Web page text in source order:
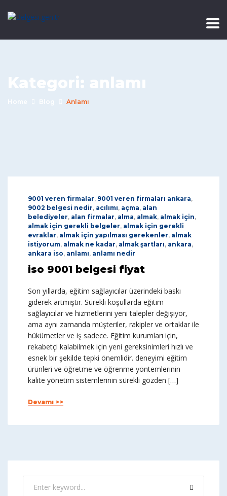
Kategori: anlamı
Home Blog Anlamı
9001 veren firmalar, 9001 veren firmaları ankara,
9002 belgesi nedir, acılımı, açma, alan
belediyeler, alan firmalar, alma, almak, almak için,
almak için gerekli belgeler, almak için gerekli
evraklar, almak için yapılması gerekenler, almak
istiyorum, almak ne kadar, almak şartları, ankara,
ankara iso, anlamı, anlamı nedir
iso 9001 belgesi fiyat
Son yıllarda, eğitim sağlayıcılar üzerindeki baskı
giderek artmıştır. Sürekli koşullarda eğitim
sağlayıcılar ve hizmetlerini yeni talepler değişiyor,
ama aynı zamanda müşteriler, rakipler ve ortaklar ile
hükümetler ve iş sadece. Eğitim kurumları için,
rekabetçi kalabilmek için yeni gereksinimleri hızlı ve
esnek bir şekilde tepki önemlidir. deneyimi eğitim
ürünleri ve öğretme ve öğrenme yöntemlerinin
kalite yönetim sistemlerinin sürekli gözden […]
Devamı >>